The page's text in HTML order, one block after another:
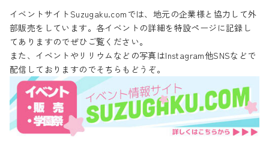
イベントサイトSuzugaku.comでは、地元の企業様と協力して外
部販売をしています。各イベントの詳細を特設ページに記録し
てありますのでぜひご覧ください。
また、イベントやリリウムなどの写真はInstagram他SNSなどで
配信しておりますのでそちらもどうぞ。